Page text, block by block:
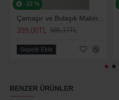
-32 %
399,00TL 585,17TL
Sepete Ekle
BENZER ÜRÜNLER